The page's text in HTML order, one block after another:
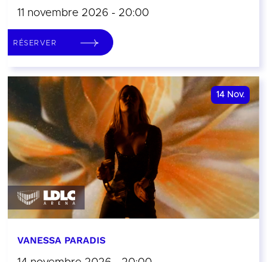
11 novembre 2026 - 20:00
RÉSERVER
14 Nov.
VANESSA PARADIS